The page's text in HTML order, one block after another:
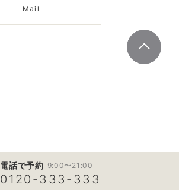
Mail
電話で予約 9:00〜21:00
0120-333-333